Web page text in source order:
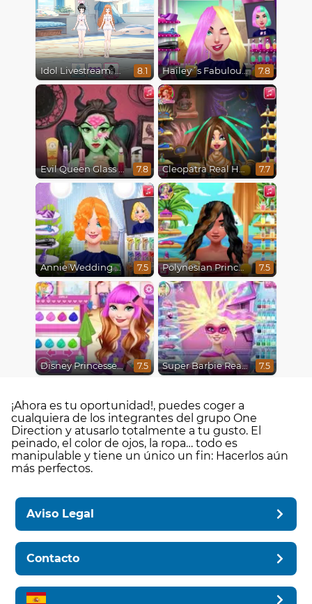
Idol Livestream: Doll Dress Up 8.1 Hailey´s Fabulous Hairstyle Challenge 7.8
Evil Queen Glass Skin Routine #Influencer 7.8 Cleopatra Real Haircuts 7.7
Annie Wedding Hairstyle 7.5 Polynesian Princess Real Haircuts 7.5
Disney Princesses Makeover Salon 7.5 Super Barbie Real Haircuts 7.5
¡Ahora es tu oportunidad!, puedes coger a
cualquiera de los integrantes del grupo One
Direction y atusarlo totalmente a tu gusto. El
peinado, el color de ojos, la ropa… todo es
manipulable y tiene un único un fin: Hacerlos aún
más perfectos.
Aviso Legal
Contacto